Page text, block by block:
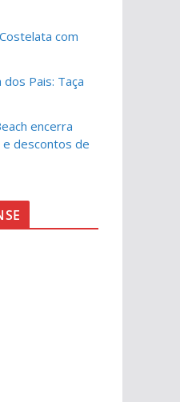
com
Pais: Taça
encerra
e descontos de